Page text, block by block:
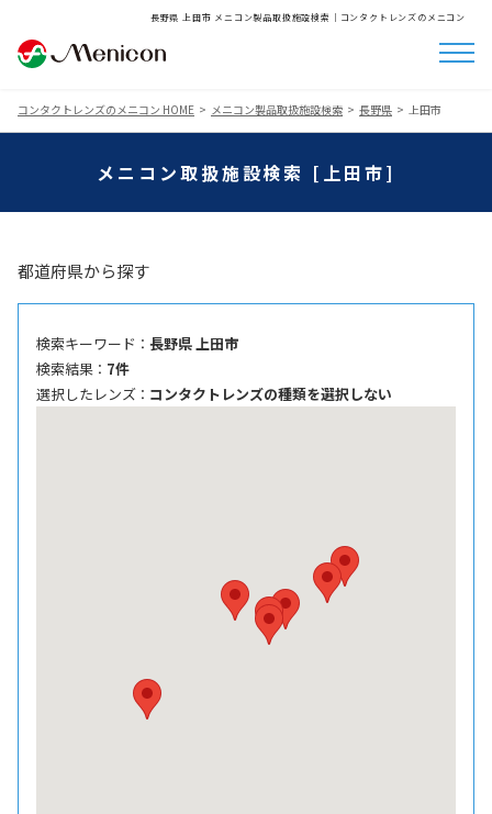
長野県 上田市 メニコン製品取扱施設検索│コンタクトレンズのメニコン
コンタクトレンズのメニコン HOME メニコン製品取扱施設検索 長野県 上田市
メニコン取扱施設検索 [上田市]
都道府県から探す
検索キーワード ： 長野県 上田市
検索結果 ： 7件
選択したレンズ ： コンタクトレンズの種類を選択しない